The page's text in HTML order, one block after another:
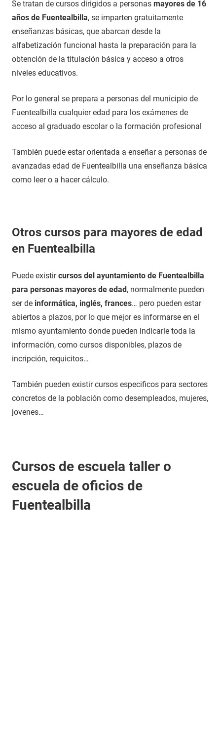
Se tratan de cursos dirigidos a personas mayores de 16
años de Fuentealbilla, se imparten gratuitamente
enseñanzas básicas, que abarcan desde la
alfabetización funcional hasta la preparación para la
obtención de la titulación básica y acceso a otros
niveles educativos.
Por lo general se prepara a personas del municipio de
Fuentealbilla cualquier edad para los exámenes de
acceso al graduado escolar o la formación profesional
También puede estar orientada a enseñar a personas de
avanzadas edad de Fuentealbilla una enseñanza básica
como leer o a hacer cálculo.
Otros cursos para mayores de edad
en Fuentealbilla
Puede existircursos del ayuntamiento de Fuentealbilla
para personas mayores de edad, normalmente pueden
ser de informática, inglés, frances… pero pueden estar
abiertos a plazos, por lo que mejor es informarse en el
mismo ayuntamiento donde pueden indicarle toda la
información, como cursos disponibles, plazos de
incripción, requicitos…
También pueden existir cursos especificos para sectores
concretos de la población como desempleados, mujeres,
jovenes…
Cursos de escuela taller o
escuela de oficios de
Fuentealbilla